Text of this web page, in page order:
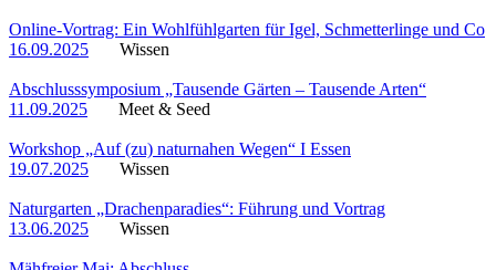
Online-Vortrag: Ein Wohlfühlgarten für Igel, Schmetterlinge und Co
16.09.2025
Wissen
Abschlusssymposium „Tausende Gärten – Tausende Arten“
11.09.2025
Meet & Seed
Workshop „Auf (zu) naturnahen Wegen“ I Essen
19.07.2025
Wissen
Naturgarten „Drachenparadies“: Führung und Vortrag
13.06.2025
Wissen